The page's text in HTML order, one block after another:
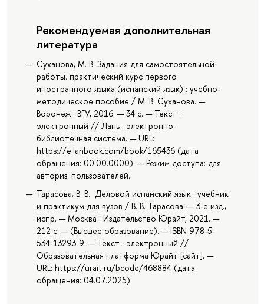
Рекомендуемая дополнительная
литература
Суханова, М. В. Задания для самостоятельной
работы. практический курс первого
иностранного языка (испанский язык) : учебно-
методическое пособие / М. В. Суханова. —
Воронеж : ВГУ, 2016. — 34 с. — Текст :
электронный // Лань : электронно-
библиотечная система. — URL:
https://e.lanbook.com/book/165436 (дата
обращения: 00.00.0000). — Режим доступа: для
авториз. пользователей.
Тарасова, В. В. Деловой испанский язык : учебник
и практикум для вузов / В. В. Тарасова. — 3-е изд.,
испр. — Москва : Издательство Юрайт, 2021. —
212 с. — (Высшее образование). — ISBN 978-5-
534-13293-9. — Текст : электронный //
Образовательная платформа Юрайт [сайт]. —
URL: https://urait.ru/bcode/468884 (дата
обращения: 04.07.2025).